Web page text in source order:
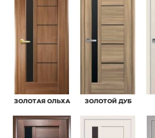
ЗОЛОТАЯ ОЛЬХА ЗОЛОТОЙ ДУБ